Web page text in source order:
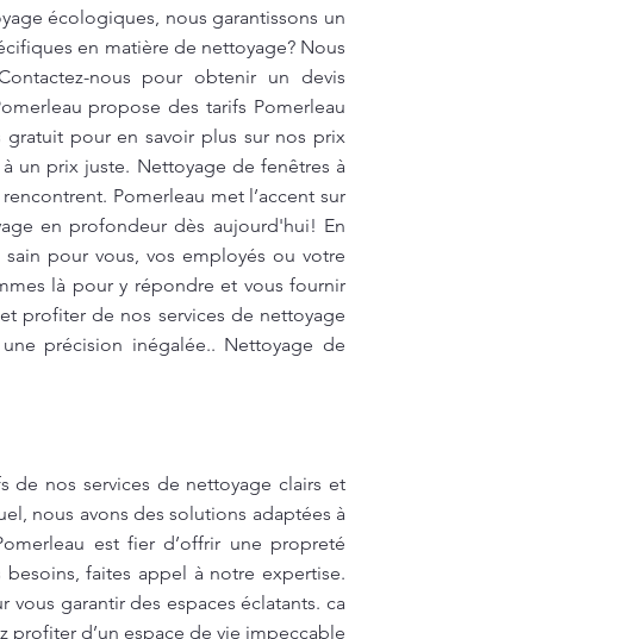
écologiques, nous garantissons un
en matière de nettoyage? Nous
nous pour obtenir un devis
propose des tarifs Pomerleau
pour en savoir plus sur nos prix
un prix juste. Nettoyage de fenêtres à
Pomerleau met l’accent sur
en profondeur dès aujourd'hui! En
pour vous, vos employés ou votre
là pour y répondre et vous fournir
profiter de nos services de nettoyage
précision inégalée.. Nettoyage de
de nos services de nettoyage clairs et
nous avons des solutions adaptées à
est fier d’offrir une propreté
faites appel à notre expertise.
garantir des espaces éclatants. ca
profiter d’un espace de vie impeccable